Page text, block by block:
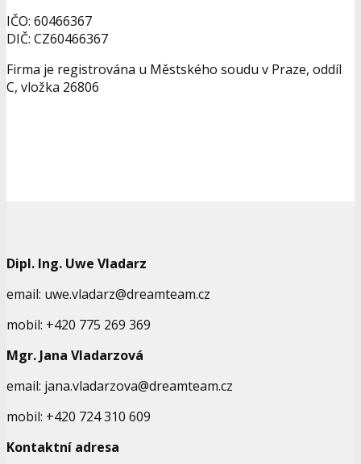
IČO: 60466367
DIČ: CZ60466367
Firma je registrována u Městského soudu v Praze, oddíl
C, vložka 26806
Dipl. Ing. Uwe Vladarz
email: uwe.vladarz@dreamteam.cz
mobil: +420 775 269 369
Mgr. Jana Vladarzová
email: jana.vladarzova@dreamteam.cz
mobil: +420 724 310 609
Kontaktní adresa